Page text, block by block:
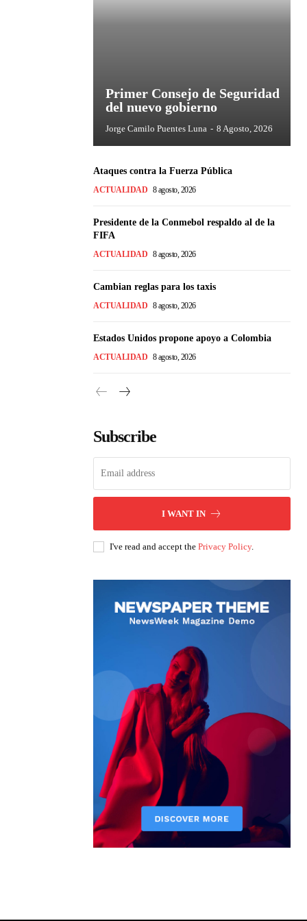
Primer Consejo de Seguridad
del nuevo gobierno
Jorge Camilo Puentes Luna - 8 Agosto, 2026
Ataques contra la Fuerza Pública
ACTUALIDAD 8 agosto, 2026
Presidente de la Conmebol respaldo al de la
FIFA
ACTUALIDAD 8 agosto, 2026
Cambian reglas para los taxis
ACTUALIDAD 8 agosto, 2026
Estados Unidos propone apoyo a Colombia
ACTUALIDAD 8 agosto, 2026
Subscribe
I WANT IN
I've read and accept the Privacy Policy.